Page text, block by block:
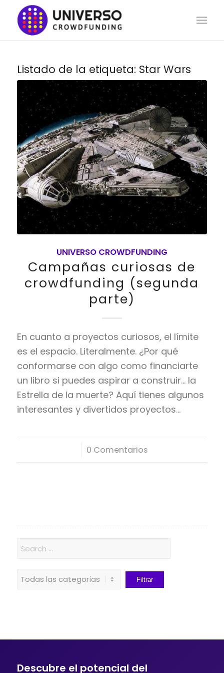
Listado de la etiqueta: Star Wars
UNIVERSO CROWDFUNDING
Campañas curiosas de
crowdfunding (segunda
parte)
En cuanto a proyectos curiosos, el límite
es el espacio. Literalmente. ¿Por qué
conformarse con algo como financiarte
un libro si puedes aspirar a construir… la
Estrella de la muerte? Aquí tienes algunos
interesantes y divertidos proyectos…
0 Comentarios
Descubre el potencial del